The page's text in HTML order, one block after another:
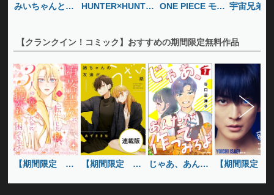
みいちゃんと山
HUNTER×HUNTER
ONE PIECE モノ 宇宙兄弟
【クランクイン！コミック】おすすめの期間限定無料作品
【期間限定 無
【期間限定 無
じゃあ、あんた
【期間限定